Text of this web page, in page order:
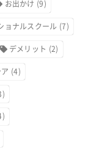
お出かけ (9)
ョナルスクール (7)
デメリット (2)
(4)